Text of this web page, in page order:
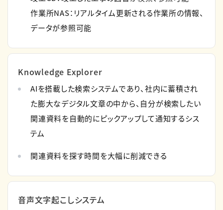
作業所NAS：リアルタイム更新される作業所の情報、
データが参照可能
Knowledge Explorer
AIを搭載した検索システムであり、社内に蓄積され
た膨大なデジタル文章の中から、自分が検索したい
関連資料を自動的にピックアップして通知するシス
テム
関連資料を探す時間を大幅に削減できる
音声文字起こしシステム